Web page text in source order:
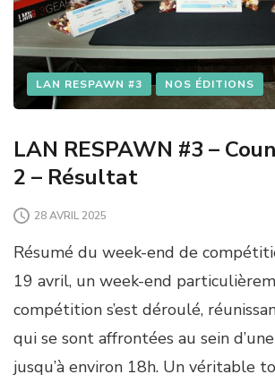
LAN RESPAWN #3 NOS ÉDITIONS
LAN RESPAWN #3 –
2 – Résultat
28 AVRIL 2025
Résumé du week-end de
19 avril, un week-end
compétition s’est déroulé,
qui se sont affrontées au sein
jusqu’à environ 18h. Un véritable